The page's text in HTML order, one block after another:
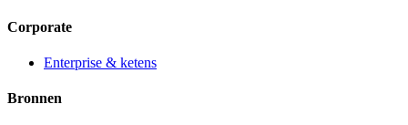
Corporate
Enterprise & ketens
Bronnen